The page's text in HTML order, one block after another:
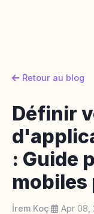
Retour au blog
Définir
: Guide
mobiles
İrem Koç· Apr 08,